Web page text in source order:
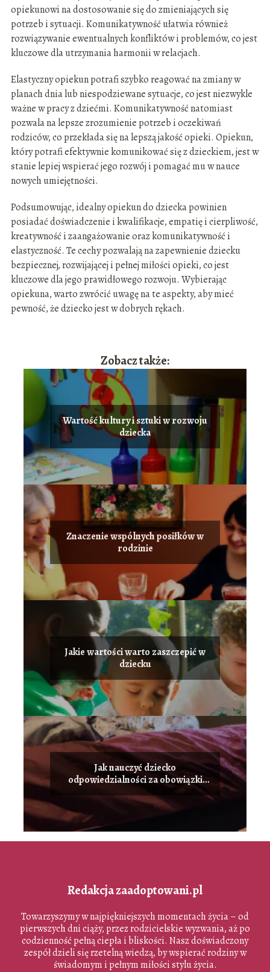
opiekunowi na dostosowanie się do zmieniających się
potrzeb i sytuacji. Komunikatywność ułatwia również
rozwiązywanie ewentualnych konfliktów i problemów, co jest
kluczowe dla utrzymania harmonii w relacjach.
Elastyczny opiekun potrafi szybko reagować na zmiany w
planach dnia lub niespodziewane sytuacje, co jest niezwykle
ważne w pracy z dziećmi. Komunikatywność natomiast
pozwala na lepsze zrozumienie potrzeb i oczekiwań
rodziców, co przekłada się na lepszą jakość opieki. Opiekun,
który potrafi efektywnie komunikować się z dzieckiem, jest w
stanie lepiej wspierać jego rozwój i pomagać mu w nauce
nowych umiejętności.
Podsumowując, idealny opiekun do dziecka powinien
posiadać doświadczenie i kwalifikacje, empatię i cierpliwość,
kreatywność i zaangażowanie oraz komunikatywność i
elastyczność. Te cechy pozwalają na zapewnienie dziecku
bezpiecznej, rozwijającej i pełnej miłości opieki, co jest
kluczowe dla jego prawidłowego rozwoju. Wybierając
opiekuna, warto zwrócić uwagę na te aspekty, aby mieć
pewność, że dziecko jest w dobrych rękach.
Zobacz także:
Wartość kultury i sztuki w rozwoju
dziecka
Znaczenie wspólnych posiłków w
rodzinie
Jakie wartości warto zaszczepić w
dziecku
Jak nauczyć dziecko
odpowiedzialności za obowiązki
domowe
Redakcja zaadoptowani.pl
Towarzyszymy w najpiękniejszych momentach życia – od
pierwszych dni ciąży, przez rodzicielskie wyzwania, aż po
codzienność pełną ciepła i bliskości. Nasz doświadczony
zespół dzieli się rzetelną wiedzą, by wspierać rodziny w
świadomym i pełnym miłości stylu życia.